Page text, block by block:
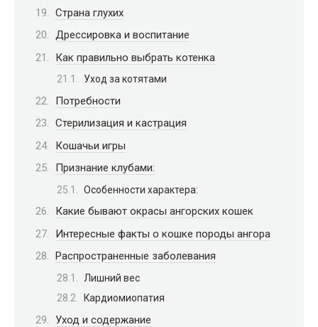
Страна глухих
Дрессировка и воспитание
Как правильно выбрать котенка
Уход за котятами
Потребности
Стерилизация и кастрация
Кошачьи игры
Признание клубами:
Особенности характера:
Какие бывают окрасы ангорских кошек
Интересные факты о кошке породы ангора
Распространенные заболевания
Лишний вес
Кардиомиопатия
Уход и содержание